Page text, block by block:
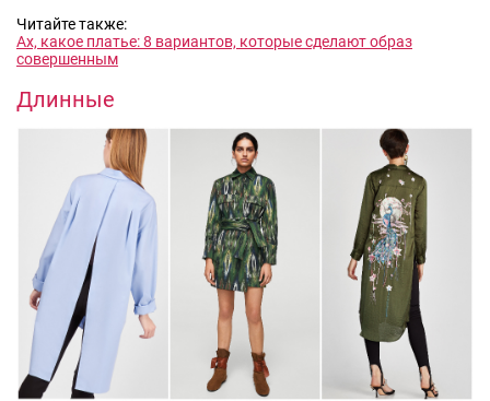
Читайте также:
Ах, какое платье: 8 вариантов, которые сделают образ
совершенным
Длинные